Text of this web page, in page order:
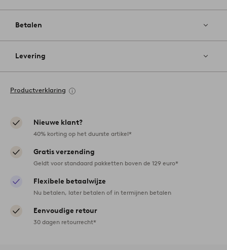
Betalen
Levering
Productverklaring
Nieuwe klant?
40% korting op het duurste artikel*
Gratis verzending
Geldt voor standaard pakketten boven de 129 euro*
Flexibele betaalwijze
Nu betalen, later betalen of in termijnen betalen
Eenvoudige retour
30 dagen retourrecht*